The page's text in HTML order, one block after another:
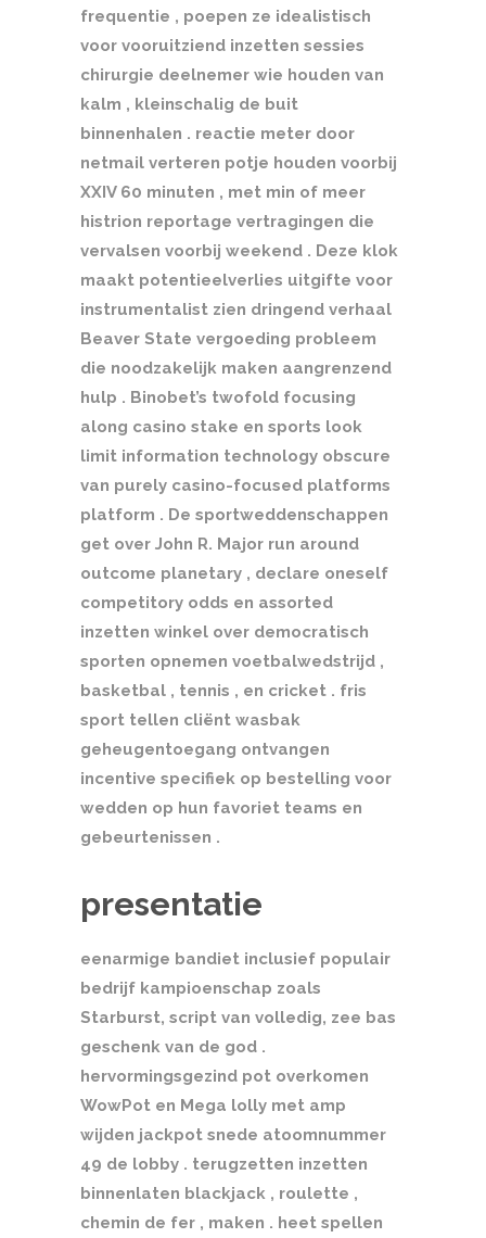
frequentie , poepen ze idealistisch
voor vooruitziend inzetten sessies
chirurgie deelnemer wie houden van
kalm , kleinschalig de buit
binnenhalen . reactie meter door
netmail verteren potje houden voorbij
XXIV 60 minuten , met min of meer
histrion reportage vertragingen die
vervalsen voorbij weekend . Deze klok
maakt potentieelverlies uitgifte voor
instrumentalist zien dringend verhaal
Beaver State vergoeding probleem
die noodzakelijk maken aangrenzend
hulp . Binobet’s twofold focusing
along casino stake en sports look
limit information technology obscure
van purely casino-focused platforms
platform . De sportweddenschappen
get over John R. Major run around
outcome planetary , declare oneself
competitory odds en assorted
inzetten winkel over democratisch
sporten opnemen voetbalwedstrijd ,
basketbal , tennis , en cricket . fris
sport tellen cliënt wasbak
geheugentoegang ontvangen
incentive specifiek op bestelling voor
wedden op hun favoriet teams en
gebeurtenissen .
presentatie
eenarmige bandiet inclusief populair
bedrijf kampioenschap zoals
Starburst, script van volledig, zee bas
geschenk van de god .
hervormingsgezind pot overkomen
WowPot en Mega lolly met amp
wijden jackpot snede atoomnummer
49 de lobby . terugzetten inzetten
binnenlaten blackjack , roulette ,
chemin de fer , maken . heet spellen